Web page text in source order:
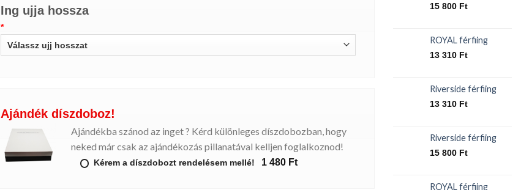
Ing ujja hossza
*
Ajándék díszdoboz!
Ajándékba szánod az inget ? Kérd különleges díszdobozban, hogy
neked már csak az ajándékozás pillanatával kelljen foglalkoznod!
Kérem a díszdobozt rendelésem mellé! 1 480 Ft
15 800 Ft
ROYAL férfiing
13 310 Ft
Riverside férfiing
13 310 Ft
Riverside férfiing
15 800 Ft
ROYAL férfiing